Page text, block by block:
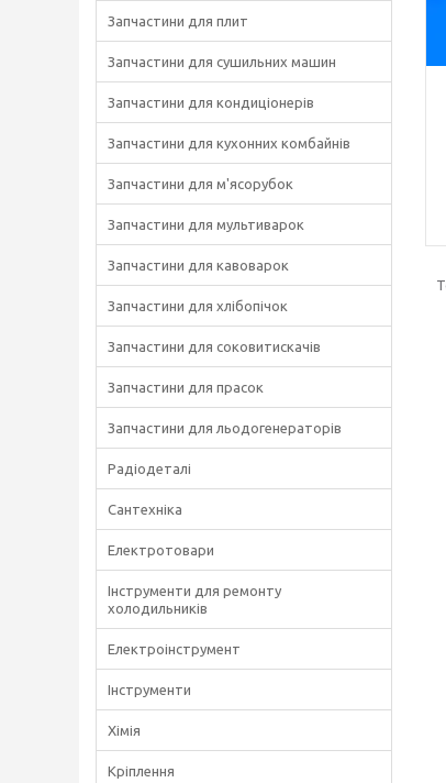
Запчастини для плит
Запчастини для сушильних машин
Запчастини для кондиціонерів
Запчастини для кухонних комбайнів
Запчастини для м'ясорубок
Запчастини для мультиварок
Запчастини для кавоварок
Запчастини для хлібопічок
Запчастини для соковитискачів
Запчастини для прасок
Запчастини для льодогенераторів
Радіодеталі
Сантехніка
Електротовари
Інструменти для ремонту
холодильників
Електроінструмент
Інструменти
Хімія
Кріплення